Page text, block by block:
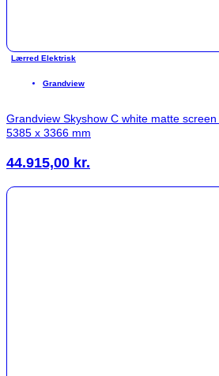
Lærred Elektrisk
Grandview
Grandview Skyshow C white matte
5385 x 3366 mm
44.915,00 kr.